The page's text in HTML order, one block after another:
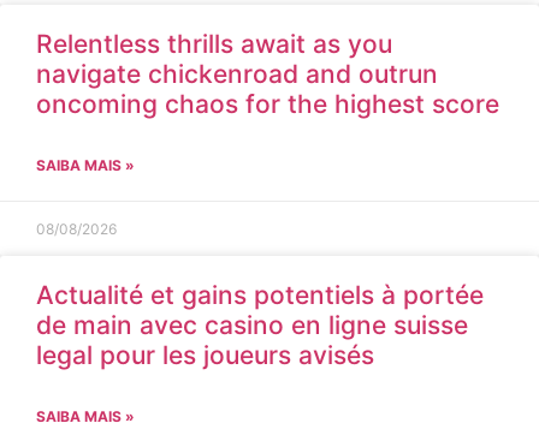
Relentless thrills await as you
navigate chickenroad and outrun
oncoming chaos for the highest score
SAIBA MAIS »
08/08/2026
Actualité et gains potentiels à portée
de main avec casino en ligne suisse
legal pour les joueurs avisés
SAIBA MAIS »